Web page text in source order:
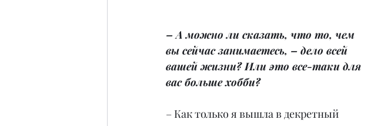
– А можно ли сказать, что то, чем
вы сейчас занимаетесь, – дело всей
вашей жизни? Или это все-таки для
вас больше хобби?
– Как только я вышла в декретный